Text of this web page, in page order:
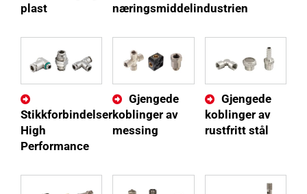
plast
næringsmiddelindustrien
Stikkforbindelser
High
Performance
Gjengede
koblinger av
messing
Gjengede
koblinger av
rustfritt stål